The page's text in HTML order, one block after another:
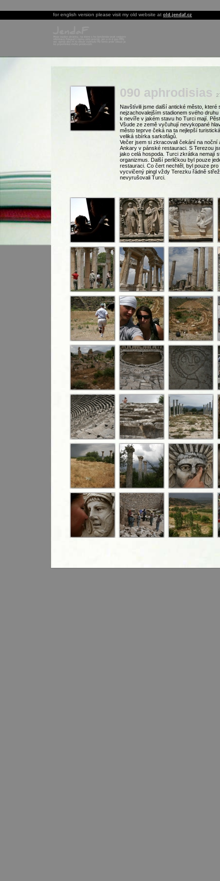
for english version please visit my old website at old.jendaf.cz
090 aphrodisias
Navštívili jsme další antické město, které
nejzachovalejším stadionem svého
k nevíře v jakém stavu ho Turci mají.
Všude ze země vyčuhují nevykopané
město teprve čeká na ta nejlepší
veliká sbírka sarkofágů.
Večer jsem si zkracovali čekání na noční
Ankary v pánské restauraci. S Terezou
jako celá hospoda. Turci zkrátka nemají
organizmus. Další perličkou byl pouze
restauraci. Co čert nechtěl, byl pouze pro
vycvičený pingl vždy Terezku řádně
nevyrušovali Turci.